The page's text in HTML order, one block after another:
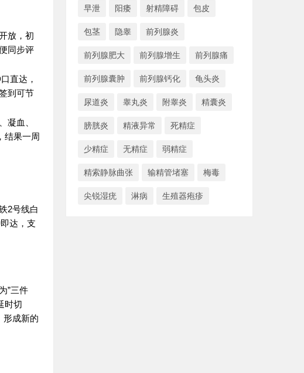
放，初
同步评
直达，
到可节
凝血、
结果一周
2号线白
达，支
”三件
时切
形成新的
早泄 阳痿 射精障碍 包皮
包茎 隐睾 前列腺炎
前列腺肥大 前列腺增生 前列腺痛
前列腺囊肿 前列腺钙化 龟头炎
尿道炎 睾丸炎 附睾炎 精囊炎
膀胱炎 精液异常 死精症
少精症 无精症 弱精症
精索静脉曲张 输精管堵塞 梅毒
尖锐湿疣 淋病 生殖器疱疹